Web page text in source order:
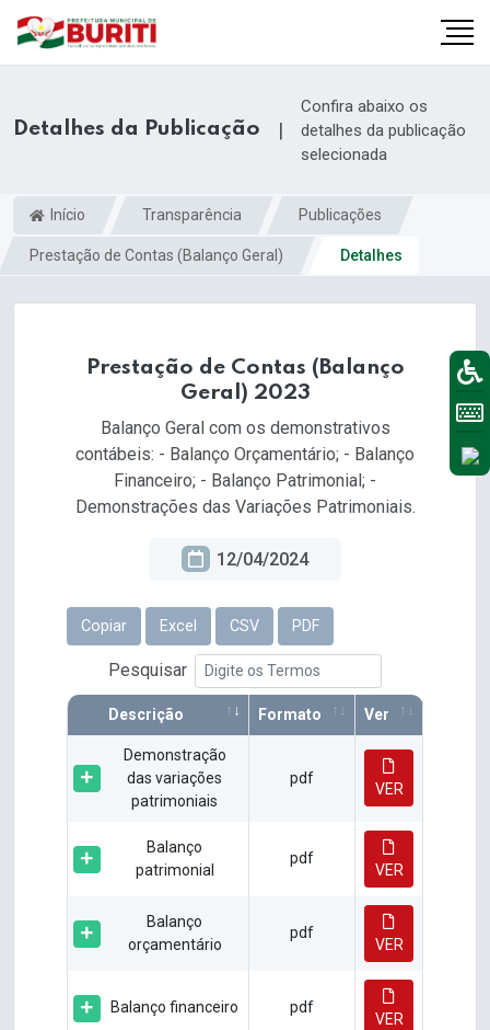
Detalhes da Publicação |
Confira abaixo os
detalhes da publicação
selecionada
Início Transparência Publicações
Prestação de Contas (Balanço Geral) Detalhes
Prestação de Contas (Balanço
Geral) 2023
Balanço Geral com os demonstrativos
contábeis: - Balanço Orçamentário; - Balanço
Financeiro; - Balanço Patrimonial; -
Demonstrações das Variações Patrimoniais.
12/04/2024
Copiar Excel CSV PDF
Pesquisar
Descrição Formato Ver
Demonstração
das variações
patrimoniais
pdf
VER
Balanço
patrimonial
pdf
VER
Balanço
orçamentário
pdf
VER
Balanço financeiro pdf
VER